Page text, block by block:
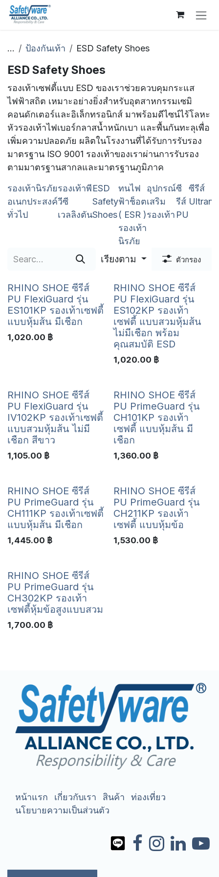
Skip to Content
... ป้องกันเท้า ESD Safety Shoes
ESD Safety Shoes
รองเท้าเซฟตี้แบบ ESD ของเราช่วยควบคุมกระแส
ไฟฟ้าสถิต เหมาะอย่างยิ่งสำหรับอุตสาหกรรมเซมิ
คอนดักเตอร์และอิเล็กทรอนิกส์ มาพร้อมดีไซน์ไร้โลหะ
หัวรองเท้าไฟเบอร์กลาสน้ำหนักเบา และพื้นกันทะลุเพื่อ
เพิ่มความปลอดภัย ผลิตในโรงงานที่ได้รับการรับรอง
มาตรฐาน ISO 9001 รองเท้าของเราผ่านการรับรอง
ตามมาตรฐานสากลและมาตรฐานภูมิภาค
รองเท้านิรภัย
อเนกประสงค์
ทั่วไป
รองเท้าพี
วีซี
เวลลิงตัน
ESD
Safety
Shoes
ทนไฟ
ฟ้าช็อต
( ESR )
รองเท้า
นิรภัย
อุปกรณ์
เสริม
รองเท้า
ซี
รีส์
PU
ซีรีส์
เรียงตาม ตัวกรอง
RHINO SHOE ซีรีส์
PU FlexiGuard รุ่น
ES101KP รองเท้าเซฟตี้
แบบหุ้มส้น มีเชือก
1,020.00 ฿
RHINO SHOE ซีรีส์
PU FlexiGuard รุ่น
ES102KP รองเท้า
เซฟตี้ แบบสวมหุ้มส้น
ไม่มีเชือก พร้อม
คุณสมบัติ ESD
1,020.00 ฿
RHINO SHOE ซีรีส์
PU FlexiGuard รุ่น
IV102KP รองเท้าเซฟตี้
แบบสวมหุ้มส้น ไม่มี
เชือก สีขาว
1,105.00 ฿
RHINO SHOE ซีรีส์
PU PrimeGuard รุ่น
CH101KP รองเท้า
เซฟตี้ แบบหุ้มส้น มี
เชือก
1,360.00 ฿
RHINO SHOE ซีรีส์
PU PrimeGuard รุ่น
CH111KP รองเท้าเซฟตี้
แบบหุ้มส้น มีเชือก
1,445.00 ฿
RHINO SHOE ซีรีส์
PU PrimeGuard รุ่น
CH211KP รองเท้า
เซฟตี้ แบบหุ้มข้อ
1,530.00 ฿
RHINO SHOE ซีรีส์
PU PrimeGuard รุ่น
CH302KP รองเท้า
เซฟตี้หุ้มข้อสูงแบบสวม
1,700.00 ฿
หน้าแรก เกี่ยวกับเรา สินค้า
ท่องเที่ยว
นโยบายความเป็นส่วนตัว